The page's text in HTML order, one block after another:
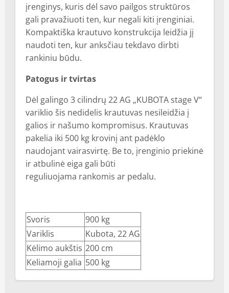
įrenginys, kuris dėl savo pailgos struktūros
gali pravažiuoti ten, kur negali kiti įrenginiai.
Kompaktiška krautuvo konstrukcija leidžia jį
naudoti ten, kur anksčiau tekdavo dirbti
rankiniu būdu.
Patogus ir tvirtas
Dėl galingo 3 cilindrų 22 AG „KUBOTA stage V“
variklio šis nedidelis krautuvas nesileidžia į
galios ir našumo kompromisus. Krautuvas
pakelia iki 500 kg krovinį ant padėklo
naudojant vairasvirtę. Be to, įrenginio priekinė
ir atbulinė eiga gali būti
reguliuojama rankomis ar pedalu.
Svoris
900 kg
Variklis
Kubota, 22 AG
Kėlimo aukštis 200 cm
Keliamoji galia 500 kg